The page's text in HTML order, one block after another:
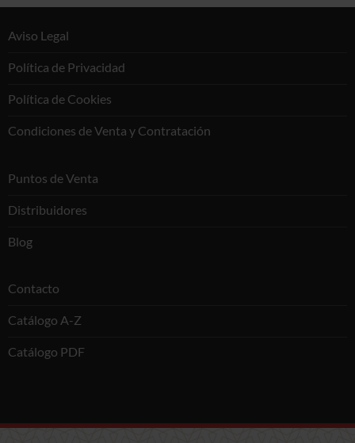
Aviso Legal
Política de Privacidad
Política de Cookies
Condiciones de Venta y Contratación
Puntos de Venta
Distribuidores
Blog
Contacto
Catálogo A-Z
Catálogo PDF